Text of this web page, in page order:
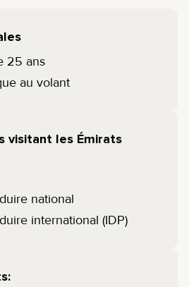
25 ans
au volant
visitant les Émirats
national
international (IDP)